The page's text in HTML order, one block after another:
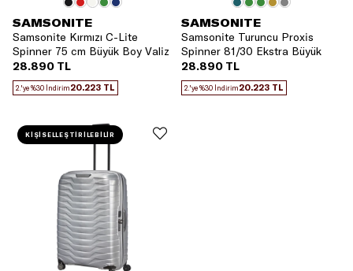
SAMSONITE
Samsonite Kırmızı C-Lite
Spinner 75 cm Büyük Boy Valiz
28.890 TL
2.'ye %30 İndirim20.223 TL
SAMSONITE
Samsonite Turuncu Proxis
Spinner 81/30 Ekstra Büyük
Boy Valiz
28.890 TL
2.'ye %30 İndirim20.223 TL
KİŞİSELLEŞTİRİLEBİLİR